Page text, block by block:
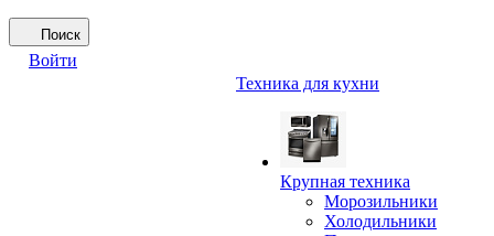
Поиск
Войти
Техника для кухни
Крупная техника
Морозильники
Холодильники